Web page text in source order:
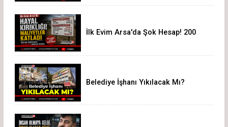
İlk Evim Arsa'da Şok Hesap! 200
Belediye İşhanı Yıkılacak Mı?